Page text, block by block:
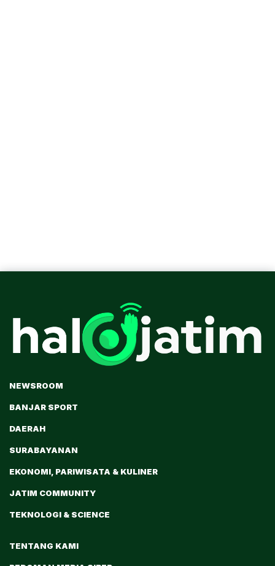
NEWSROOM
BANJAR SPORT
DAERAH
SURABAYANAN
EKONOMI, PARIWISATA & KULINER
JATIM COMMUNITY
TEKNOLOGI & SCIENCE
TENTANG KAMI